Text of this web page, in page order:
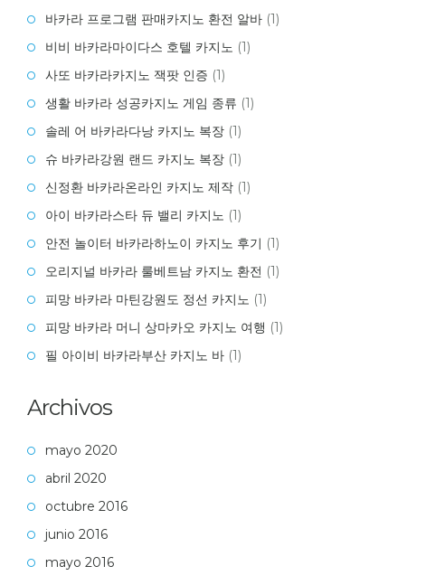
바카라 프로그램 판매카지노 환전 알바 (1)
비비 바카라마이다스 호텔 카지노 (1)
사또 바카라카지노 잭팟 인증 (1)
생활 바카라 성공카지노 게임 종류 (1)
솔레 어 바카라다낭 카지노 복장 (1)
슈 바카라강원 랜드 카지노 복장 (1)
신정환 바카라온라인 카지노 제작 (1)
아이 바카라스타 듀 밸리 카지노 (1)
안전 놀이터 바카라하노이 카지노 후기 (1)
오리지널 바카라 룰베트남 카지노 환전 (1)
피망 바카라 마틴강원도 정선 카지노 (1)
피망 바카라 머니 상마카오 카지노 여행 (1)
필 아이비 바카라부산 카지노 바 (1)
Archivos
mayo 2020
abril 2020
octubre 2016
junio 2016
mayo 2016